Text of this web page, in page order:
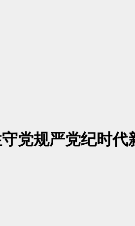
党规严党纪时代